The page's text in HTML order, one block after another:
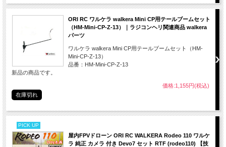
ORI RC ワルケラ walkera Mini CP用テールブームセット
（HM-Mini-CP-Z-13）｜ラジコンヘリ関連商品 walkera
パーツ
ワルケラ walkera Mini CP用テールブームセット（HM-
Mini-CP-Z-13）
品番：HM-Mini-CP-Z-13
新品の商品です。
価格:1,155円(税込)
在庫切れ
PICK UP
屋内FPVドローン ORI RC WALKERA Rodeo 110 ワルケ
ラ 純正 カメラ 付き Devo7 セット RTF (rodeo110) 【技